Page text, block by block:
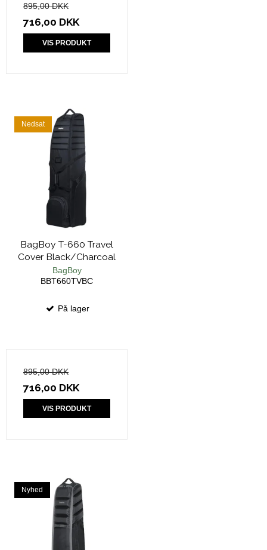
895,00 DKK
716,00 DKK
VIS PRODUKT
Nedsat
BagBoy T-660 Travel
Cover Black/Charcoal
BagBoy
BBT660TVBC
På lager
895,00 DKK
716,00 DKK
VIS PRODUKT
Nyhed